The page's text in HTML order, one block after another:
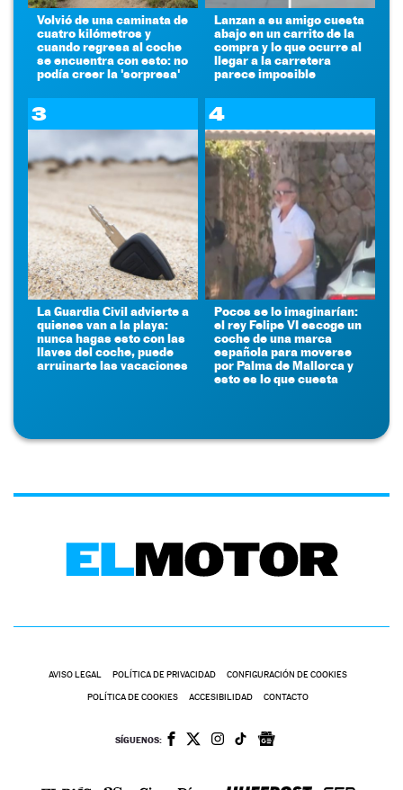
Volvió de una caminata de
cuatro kilómetros y
cuando regresa al coche
se encuentra con esto: no
podía creer la 'sorpresa'
Lanzan a su amigo cuesta
abajo en un carrito de la
compra y lo que ocurre al
llegar a la carretera
parece imposible
3
La Guardia Civil advierte a
quienes van a la playa:
nunca hagas esto con las
llaves del coche, puede
arruinarte las vacaciones
4
Pocos se lo imaginarían:
el rey Felipe VI escoge un
coche de una marca
española para moverse
por Palma de Mallorca y
esto es lo que cuesta
AVISO LEGAL POLÍTICA DE PRIVACIDAD CONFIGURACIÓN DE COOKIES
POLÍTICA DE COOKIES ACCESIBILIDAD CONTACTO
SÍGUENOS: